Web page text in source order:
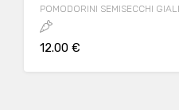
POMODORINI SEMISECCHI
12.00 €